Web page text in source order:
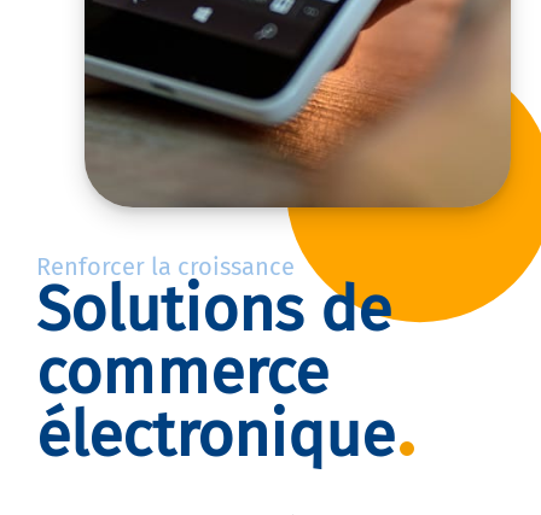
Renforcer la croissance
Solutions de
commerce
électronique